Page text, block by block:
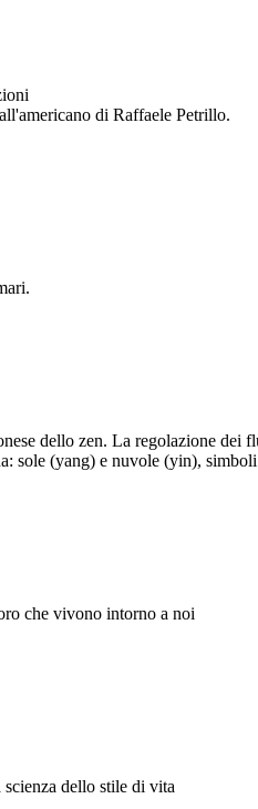
di Raffaele Petrillo.
dello zen. La regolazione dei
sole (yang) e nuvole (yin),
che vivono intorno a noi
dello stile di vita